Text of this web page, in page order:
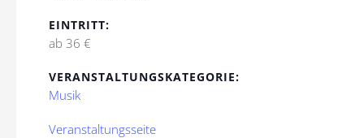
EINTRITT:
ab 36 €
VERANSTALTUNGSKATEGORIE:
Musik
Veranstaltungsseite